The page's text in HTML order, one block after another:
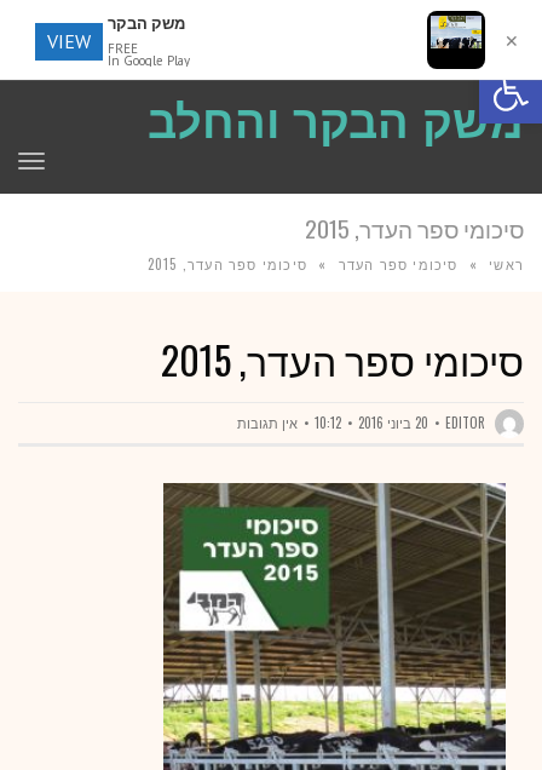
פתח סרגל נגישות
משק הבקר והחלב
סיכומי ספר העדר, 2015
ראשי » סיכומי ספר העדר » סיכומי ספר העדר, 2015
סיכומי ספר העדר, 2015
EDITOR 20 ביוני 2016 10:12 אין תגובות
✕
משק הבקר
FREE
In Google Play
VIEW